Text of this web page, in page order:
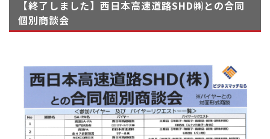
【終了しました】西日本高速道路SHD㈱との合同
個別商談会